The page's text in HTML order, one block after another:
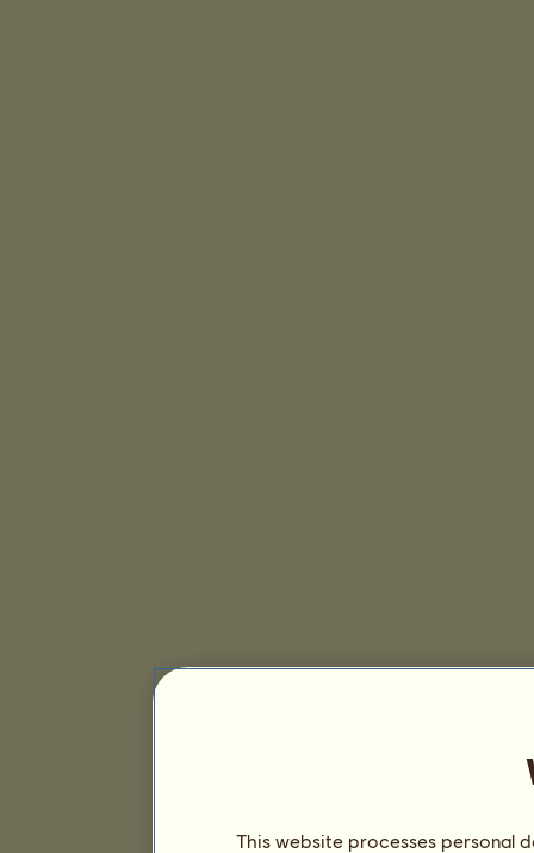
This website processes personal